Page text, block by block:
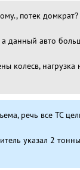
потек
данный авто
колесв,
речь все ТС
указал 2